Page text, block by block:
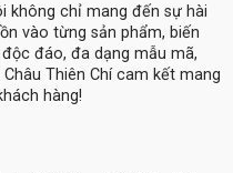
không chỉ mang đến sự hài
vào từng sản phẩm, biến
đáo, đa dạng mẫu mã,
Thiên Chí cam kết mang
hàng!